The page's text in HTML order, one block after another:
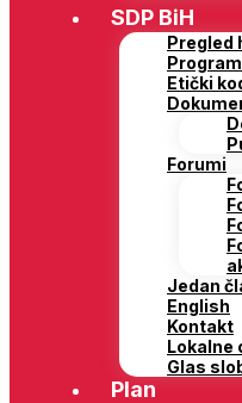
SDP BiH
Pregled
Etički
Forumi
Jedan
English
Kontakt
Lokalne
Glas
Plan